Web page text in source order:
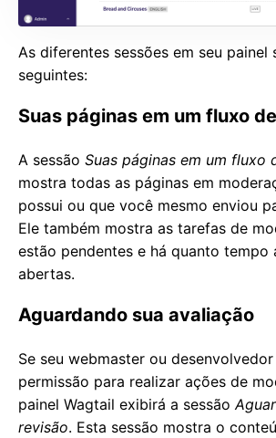
As diferentes sessões em seu painel
seguintes:
Suas páginas em um fluxo
A sessão Suas páginas em um fluxo
mostra todas as páginas em
possui ou que você mesmo enviou
Ele também mostra as tarefas de
estão pendentes e há quanto tempo
abertas.
Aguardando sua avaliação
Se seu webmaster ou
permissão para realizar ações de
painel Wagtail exibirá a sessão
revisão. Esta sessão mostra o